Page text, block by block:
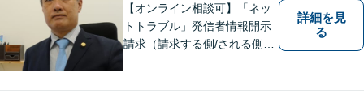
【オンライン相談可】「ネッ
トトラブル」発信者情報開示
請求（請求する側/される側）
詳細を見
る